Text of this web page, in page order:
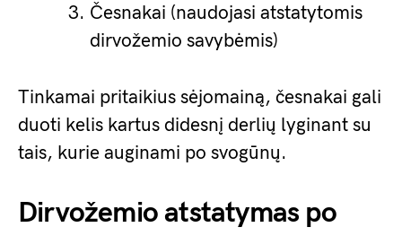
Česnakai (naudojasi atstatytomis
dirvožemio savybėmis)
Tinkamai pritaikius sėjomainą, česnakai gali
duoti kelis kartus didesnį derlių lyginant su
tais, kurie auginami po svogūnų.
Dirvožemio atstatymas po